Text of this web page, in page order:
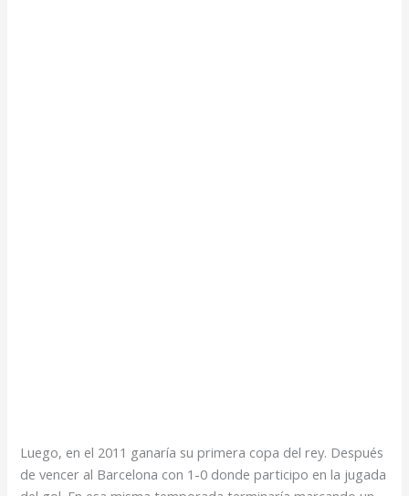
Luego, en el 2011 ganaría su primera copa del rey. Después
de vencer al Barcelona con 1-0 donde participo en la jugada